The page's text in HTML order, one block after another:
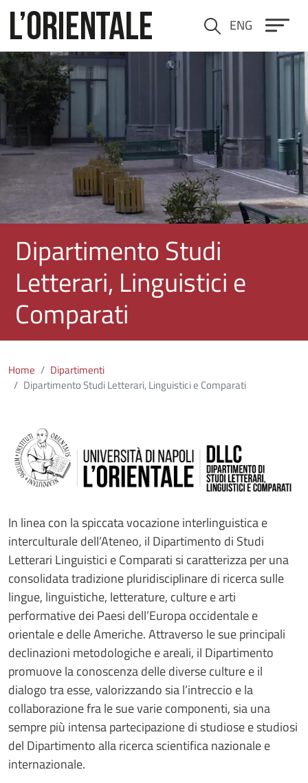
Cerca ENG
Immagine
Dipartimento Studi
Letterari, Linguistici e
Comparati
Home
Dipartimenti
Dipartimento Studi Letterari, Linguistici e Comparati
In linea con la spiccata vocazione interlinguistica e
interculturale dell’Ateneo, il Dipartimento di Studi
Letterari Linguistici e Comparati si caratterizza per una
consolidata tradizione pluridisciplinare di ricerca sulle
lingue, linguistiche, letterature, culture e arti
performative dei Paesi dell’Europa occidentale e
orientale e delle Americhe. Attraverso le sue principali
declinazioni metodologiche e areali, il Dipartimento
promuove la conoscenza delle diverse culture e il
dialogo tra esse, valorizzando sia l’intreccio e la
collaborazione fra le sue varie componenti, sia una
sempre più intensa partecipazione di studiose e studiosi
del Dipartimento alla ricerca scientifica nazionale e
internazionale.